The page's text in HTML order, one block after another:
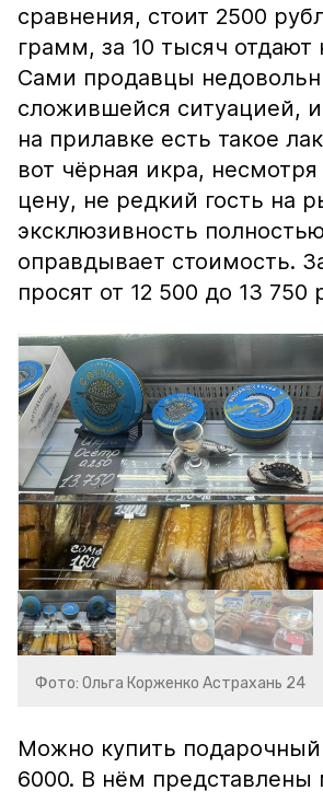
сравнения, стоит 2500
грамм, за 10 тысяч отдают
Сами продавцы
сложившейся ситуацией,
на прилавке есть такое
вот чёрная икра,
цену, не редкий гость на
эксклюзивность полностью
оправдывает стоимость.
просят от 12 500 до 13 750
Фото: Ольга Корженко Астрахань 24
Можно купить подарочный
6000. В нём